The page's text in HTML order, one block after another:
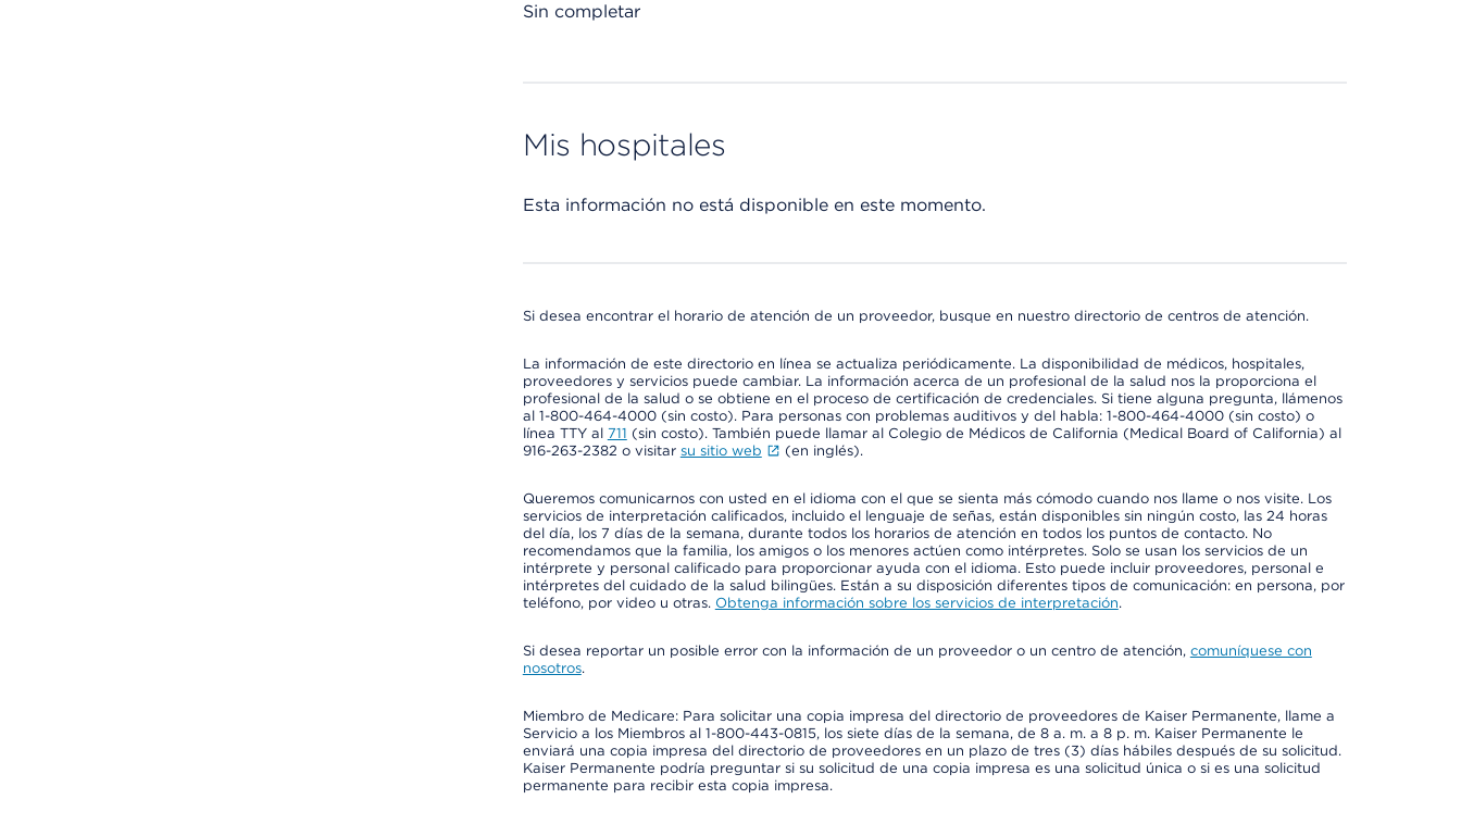
Sin completar
Mis hospitales
Esta información no está disponible en este momento.
Si desea encontrar el horario de atención de un proveedor, busque en nuestro directorio de centros de atención.
La información de este directorio en línea se actualiza periódicamente. La disponibilidad de médicos, hospitales,
proveedores y servicios puede cambiar. La información acerca de un profesional de la salud nos la proporciona el
profesional de la salud o se obtiene en el proceso de certificación de credenciales. Si tiene alguna pregunta, llámenos
al 1-800-464-4000 (sin costo). Para personas con problemas auditivos y del habla: 1-800-464-4000 (sin costo) o
línea TTY al 711 (sin costo). También puede llamar al Colegio de Médicos de California (Medical Board of California) al
916-263-2382 o visitar su sitio web (en inglés).
Queremos comunicarnos con usted en el idioma con el que se sienta más cómodo cuando nos llame o nos visite. Los
servicios de interpretación calificados, incluido el lenguaje de señas, están disponibles sin ningún costo, las 24 horas
del día, los 7 días de la semana, durante todos los horarios de atención en todos los puntos de contacto. No
recomendamos que la familia, los amigos o los menores actúen como intérpretes. Solo se usan los servicios de un
intérprete y personal calificado para proporcionar ayuda con el idioma. Esto puede incluir proveedores, personal e
intérpretes del cuidado de la salud bilingües. Están a su disposición diferentes tipos de comunicación: en persona, por
teléfono, por video u otras. Obtenga información sobre los servicios de interpretación.
Si desea reportar un posible error con la información de un proveedor o un centro de atención, comuníquese con
nosotros.
Miembro de Medicare: Para solicitar una copia impresa del directorio de proveedores de Kaiser Permanente, llame a
Servicio a los Miembros al 1-800-443-0815, los siete días de la semana, de 8 a. m. a 8 p. m. Kaiser Permanente le
enviará una copia impresa del directorio de proveedores en un plazo de tres (3) días hábiles después de su solicitud.
Kaiser Permanente podría preguntar si su solicitud de una copia impresa es una solicitud única o si es una solicitud
permanente para recibir esta copia impresa.